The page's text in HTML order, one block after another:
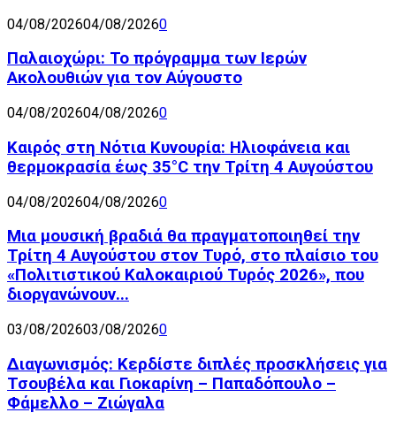
04/08/202604/08/20260
Παλαιοχώρι: Το πρόγραμμα των Ιερών
Ακολουθιών για τον Αύγουστο
04/08/202604/08/20260
Καιρός στη Νότια Κυνουρία: Ηλιοφάνεια και
θερμοκρασία έως 35°C την Τρίτη 4 Αυγούστου
04/08/202604/08/20260
Μια μουσική βραδιά θα πραγματοποιηθεί την
Τρίτη 4 Αυγούστου στον Τυρό, στο πλαίσιο του
«Πολιτιστικού Καλοκαιριού Τυρός 2026», που
διοργανώνουν...
03/08/202603/08/20260
Διαγωνισμός: Κερδίστε διπλές προσκλήσεις για
Τσουβέλα και Γιοκαρίνη – Παπαδόπουλο –
Φάμελλο – Ζιώγαλα